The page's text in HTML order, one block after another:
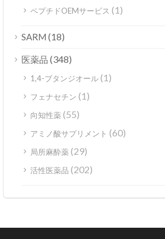
ペプチドOEMサービス (1)
SARM (18)
医薬品 (348)
1,4-ブタンジオール(1)
フェナセチン (1)
向知性薬 (55)
アミノ酸サプリメント (60)
局所麻酔薬 (29)
活性医薬品 (202)